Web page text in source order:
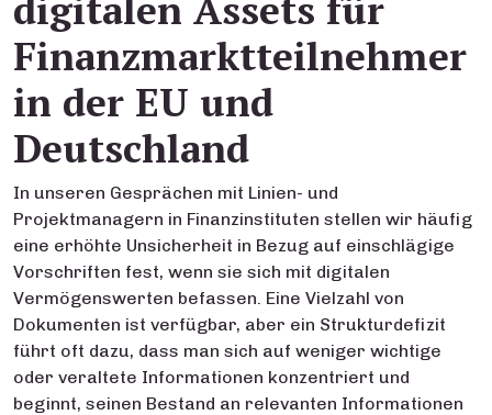
Finanzmarktteilnehmer
in der EU und
Deutschland
In unseren Gesprächen mit Linien- und
Projektmanagern in Finanzinstituten stellen wir häufig
eine erhöhte Unsicherheit in Bezug auf einschlägige
Vorschriften fest, wenn sie sich mit digitalen
Vermögenswerten befassen. Eine Vielzahl von
Dokumenten ist verfügbar, aber ein Strukturdefizit
führt oft dazu, dass man sich auf weniger wichtige
oder veraltete Informationen konzentriert und
beginnt, seinen Bestand an relevanten Informationen